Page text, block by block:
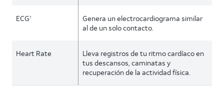
ECG7
Genera un electrocardiograma similar
al de un solo contacto.
Heart Rate
Lleva registros de tu ritmo cardíaco en
tus descansos, caminatas y
recuperación de la actividad física.